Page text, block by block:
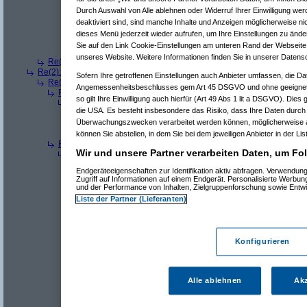
Re(10): Welchen 200Hz LCD TV?( Cheesinger
Re(11): Welchen 200Hz LCD TV?(
Re(11): Welchen 200Hz LCD TV?(thunder4
Re(11): Welchen 200Hz LCD TV?
( thunder4
Re(11): Welchen 200Hz LCD TV?
Re(3): Welchen 200Hz LCD TV?(Babeam 11.05.2009, 16:27:22)
Re(2): Welchen 200Hz LCD TV?(Zaphod1 am 11.05.2009, 13:32:13)
Re(3): Welchen 200Hz LCD TV?
hellbringer am 11.05.2009,
Re(4): Welchen 200Hz LCD TV? (hackenbusham 11.05.2009,
Re(5): Welchen 200Hz LCD TV?(Zaphod1 am 11.05.2009,
Re(6): Welchen 200Hz LCD TV?(NaDannam 11.05.2009,
Re(6): Welchen 200Hz LCD TV?(hackenbusham
Re(7): Welchen 200Hz LCD TV?(Zaphod1am
Re(4): Welchen 200Hz LCD TV?
Re(5): Welchen 200Hz LCD TV?(hellbringeram 11.05.2009,
Re(7): Welchen 200Hz LCD TV?(hellbringeram
^ Forum Heimkino & DVD #5467726
Re(8): Welchen 200Hz LCD TV?
Durch Auswahl von Alle ablehnen oder Widerruf Ihrer Einwilligung
deaktiviert sind, sind manche Inhalte und Anzeigen möglicherweise
dieses Menü jederzeit wieder aufrufen, um Ihre Einstellungen zu
Sie auf den Link Cookie-Einstellungen am unteren Rand der
unseres Website. Weitere Informationen finden Sie in unserer
Sofern Ihre getroffenen Einstellungen auch Anbieter umfassen, die
Angemessenheitsbeschlusses gem Art 45 DSGVO und ohne
so gilt Ihre Einwilligung auch hierfür (Art 49 Abs 1 lit a DSGVO). Dies
die USA. Es besteht insbesondere das Risiko, dass Ihre Daten
Überwachungszwecken verarbeitet werden können,
können Sie abstellen, in dem Sie bei dem jeweiligen Anbieter in der
Wir und unsere Partner verarbeiten Daten, um
Endgeräteeigenschaften zur Identifikation aktiv abfragen.
Zugriff auf Informationen auf einem Endgerät. Personalisierte
und der Performance von Inhalten, Zielgruppenforschung sowie
Liste der Partner (Lieferanten)
Konfigurieren
Alle ablehnen